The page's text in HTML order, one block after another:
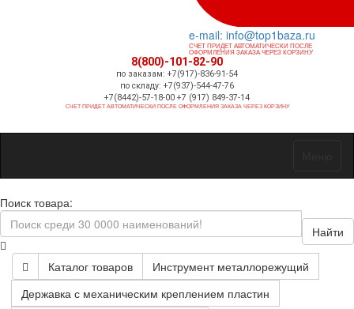
e-mail: info@top1baza.ru
СЧЕТ ПРИДЕТ АВТОМАТИЧЕСКИ ПОСЛЕ
ОФОРМЛЕНИЯ ЗАКАЗА ЧЕРЕЗ КОРЗИНУ
8(800)-101-82-90
по заказам: +7(917)-836-91-54
по складу: +7(937)-544-47-76
+7(8442)-57-18-00 +7 (917) 849-37-14
СЧЕТ ПРИДЕТ АВТОМАТИЧЕСКИ ПОСЛЕ ОФОРМЛЕНИЯ ЗАКАЗА ЧЕРЕЗ КОРЗИНУ
Поиск товара:
Найти
Каталог товаров
Инструмент металлорежущий
Державка с механическим креплением пластин